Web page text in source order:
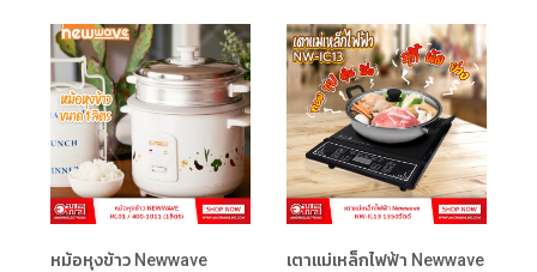
หม้อหุงข้าว Newwave
เตาแม่เหล็กไฟฟ้า Newwave